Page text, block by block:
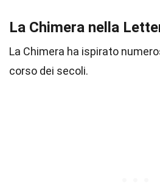
La Chimera nella
La Chimera ha ispirato
corso dei secoli.